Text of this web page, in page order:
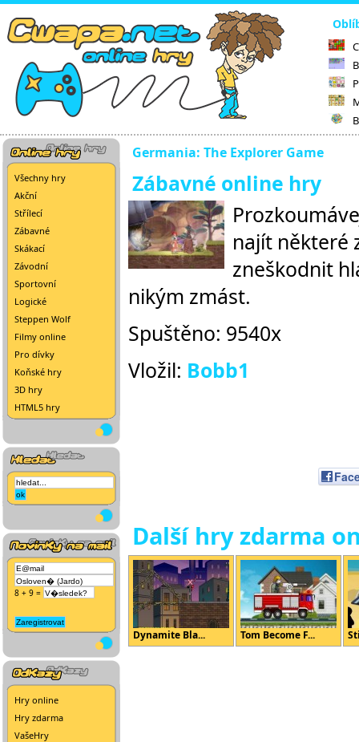
Všechny hry
Akční
Střílecí
Zábavné
Skákací
Závodní
Sportovní
Logické
Steppen Wolf
Filmy online
Pro dívky
Koňské hry
3D hry
HTML5 hry
8 + 9 =
Hry online
Hry zdarma
VašeHry
Germania: The Explorer Game
Zábavné online hry
najít některé
zneškodnit
nikým zmást.
Spuštěno: 9540x
Vložil: Bobb1
Další hry zdarma
Dynamite Bla... Tom Become F...